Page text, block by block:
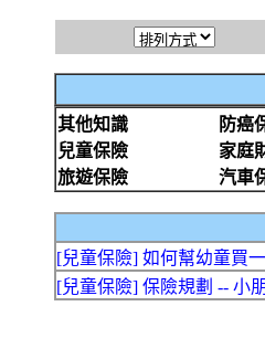
其他知識
防癌
兒童保險
家庭
旅遊保險
汽車
[兒童保險] 如何幫幼童買
[兒童保險] 保險規劃 -- 小